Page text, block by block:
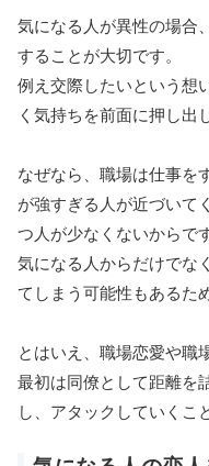
気になる人が異性の場合
することが大切です。
例え交際したいという想
く気持ちを前面に押し出
なぜなら、職場は仕事を
が強すぎる人が近づいて
つ人が少なくないからです
気になる人からだけでな
てしまう可能性もあるた
とはいえ、職場恋愛や職
最初は同僚として距離を
し、アタックしていくこ